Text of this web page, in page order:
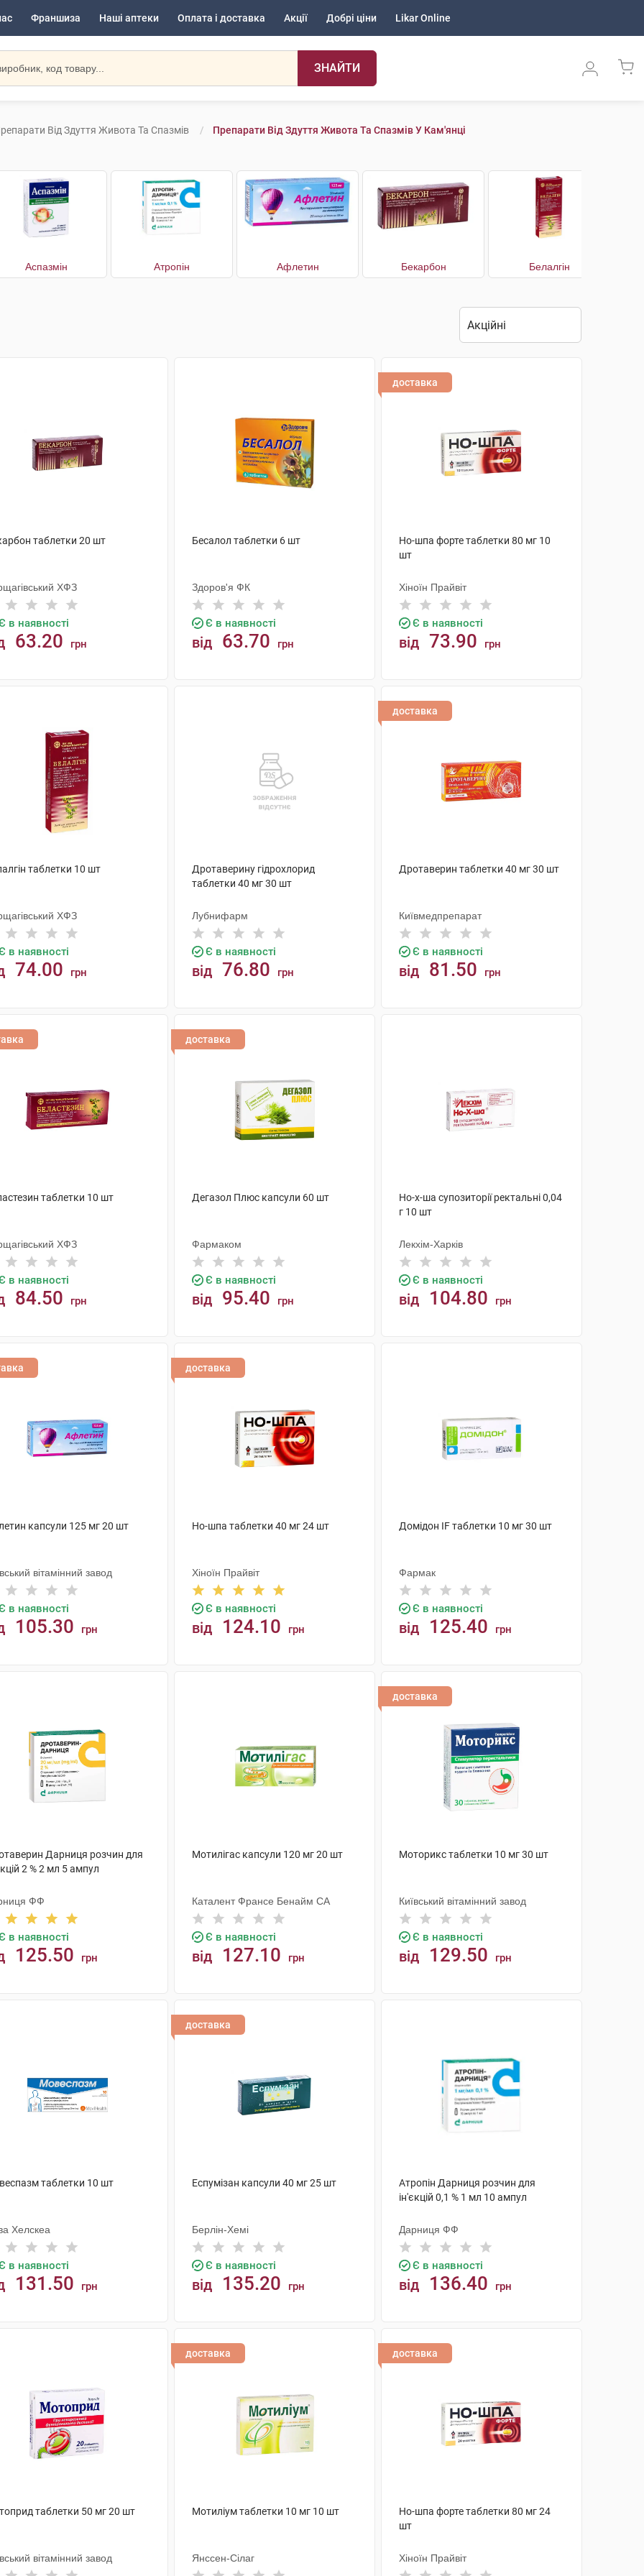
Франшиза Наші аптеки Оплата і доставка Акції Добрі ціни Likar Online
ЗНАЙТИ
Від Здуття Живота Та Спазмів Препарати Від Здуття Живота Та Спазмів У Кам'янці
Аспазмін Атропін Афлетин Бекарбон Белалгін
таблетки 20 шт
ХФЗ
в наявності
63.20 грн
Бесалол таблетки 6 шт
Здоров'я ФК
Є в наявності
від 63.70 грн
доставка
Но-шпа форте таблетки 80 мг 10
шт
Хіноїн Прайвіт
Є в наявності
від 73.90 грн
таблетки 10 шт
ХФЗ
в наявності
74.00 грн
Дротаверину гідрохлорид
таблетки 40 мг 30 шт
Лубнифарм
Є в наявності
від 76.80 грн
доставка
Дротаверин таблетки 40 мг 30 шт
Київмедпрепарат
Є в наявності
від 81.50 грн
таблетки 10 шт
ХФЗ
в наявності
84.50 грн
доставка
Дегазол Плюс капсули 60 шт
Фармаком
Є в наявності
від 95.40 грн
Но-х-ша супозиторії ректальні 0,04
г 10 шт
Лекхім-Харків
Є в наявності
від 104.80 грн
капсули 125 мг 20 шт
вітамінний завод
в наявності
105.30 грн
доставка
Но-шпа таблетки 40 мг 24 шт
Хіноїн Прайвіт
Є в наявності
від 124.10 грн
Домідон IF таблетки 10 мг 30 шт
Фармак
Є в наявності
від 125.40 грн
Дарниця розчин для
2 % 2 мл 5 ампул
ФФ
в наявності
125.50 грн
Мотилігас капсули 120 мг 20 шт
Каталент Франсе Бенайм СА
Є в наявності
від 127.10 грн
доставка
Моторикс таблетки 10 мг 30 шт
Київський вітамінний завод
Є в наявності
від 129.50 грн
таблетки 10 шт
Хелскеа
в наявності
131.50 грн
доставка
Еспумізан капсули 40 мг 25 шт
Берлін-Хемі
Є в наявності
від 135.20 грн
Атропін Дарниця розчин для
ін'єкцій 0,1 % 1 мл 10 ампул
Дарниця ФФ
Є в наявності
від 136.40 грн
таблетки 50 мг 20 шт
вітамінний завод
доставка
Мотиліум таблетки 10 мг 10 шт
Янссен-Сілаг
доставка
Но-шпа форте таблетки 80 мг 24
шт
Хіноїн Прайвіт